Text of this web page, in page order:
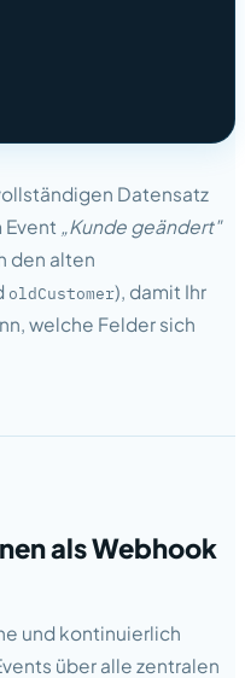
Datensatz
„Kunde geändert"
den alten
oldCustomer), damit Ihr
welche Felder sich
als Webhook
und kontinuierlich
über alle zentralen